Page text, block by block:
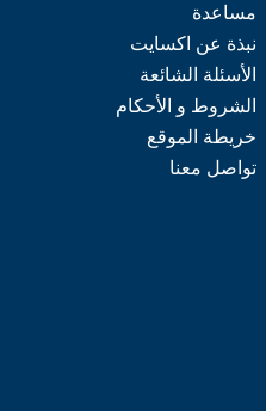
مساعدة
نبذة عن اكسايت
الأسئلة الشائعة
الشروط و الأحكام
خريطة الموقع
تواصل معنا